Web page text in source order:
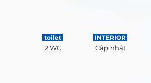
toilet
2 WC
INTERIOR
Cập nhật